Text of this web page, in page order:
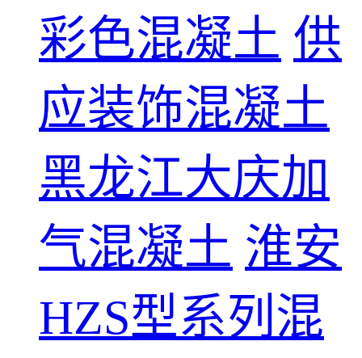
彩色混凝土 供
应装饰混凝土
黑龙江大庆加
气混凝土 淮安
HZS型系列混